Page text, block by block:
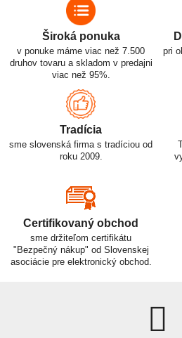
Široká ponuka
v ponuke máme viac než 7.500
druhov tovaru a skladom v predajni
viac než 95%.
pri
Tradícia
sme slovenská firma s tradíciou od
roku 2009.
Certifikovaný obchod
sme držiteľom certifikátu
"Bezpečný nákup" od Slovenskej
asociácie pre elektronický obchod.